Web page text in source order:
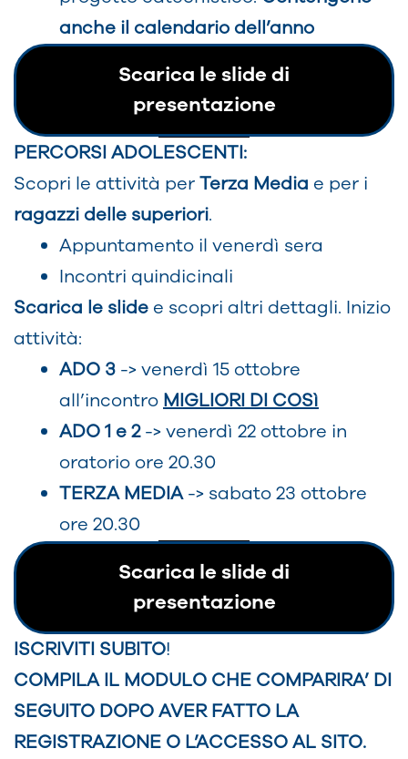
anche il calendario dell’anno
Scarica le slide di
presentazione
PERCORSI ADOLESCENTI:
Scopri le attività perTerza Media e per i
ragazzi delle superiori.
Appuntamento il venerdì sera
Incontri quindicinali
Scarica le slide e scopri altri dettagli. Inizio
attività:
ADO 3 -> venerdì 15 ottobre
all’incontro MIGLIORI DI COSì
ADO 1 e 2-> venerdì 22 ottobre in
oratorio ore 20.30
TERZA MEDIA-> sabato 23 ottobre
ore 20.30
Scarica le slide di
presentazione
ISCRIVITI SUBITO!
COMPILA IL MODULO CHE COMPARIRA’ DI
SEGUITO DOPO AVER FATTO LA
REGISTRAZIONE O L’ACCESSO AL SITO.